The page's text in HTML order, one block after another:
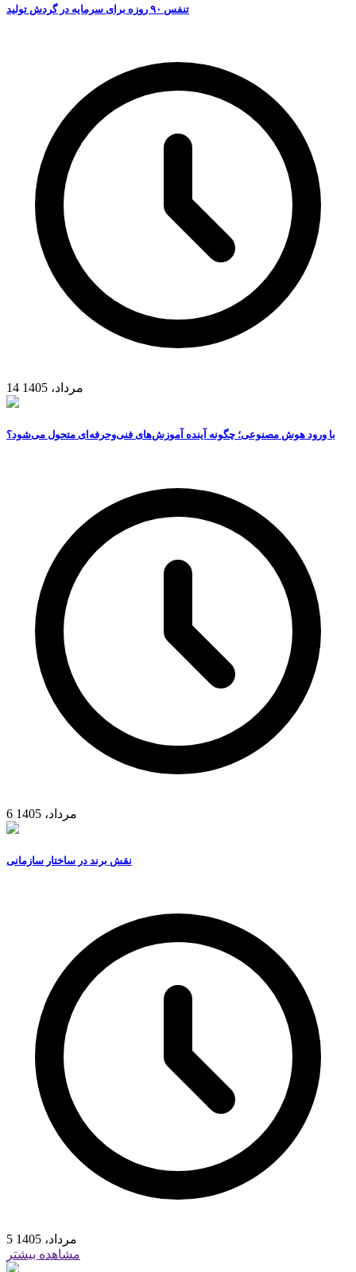
تنفس ۹۰ روزه برای سرمایه در گردش تولید
14 مرداد، 1405
با ورود هوش مصنوعی؛ چگونه آینده آموزش‌های فنی‌وحرفه‌ای متحول می‌شود؟
6 مرداد، 1405
نقش برند در ساختار سازمانی
5 مرداد، 1405
مشاهده بیشتر